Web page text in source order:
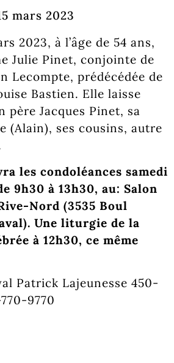
mars 2023
2023, à l’âge de 54 ans,
Julie Pinet, conjointe de
Lecompte, prédécédée de
Bastien. Elle laisse
père Jacques Pinet, sa
(Alain), ses cousins, autre
les condoléances samedi
9h30 à 13h30, au: Salon
Nord (3535 Boul
Une liturgie de la
à 12h30, ce même
Patrick Lajeunesse 450-
9770